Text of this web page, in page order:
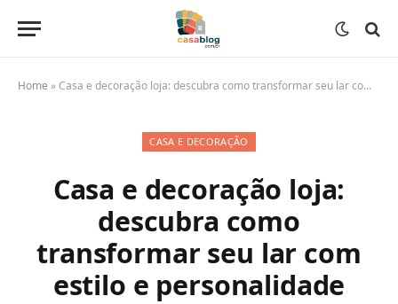
Home »Casa e decoração loja: descubra como transformar seu lar com estilo e personalidade
CASA E DECORAÇÃO
Casa e decoração loja:
descubra como
transformar seu lar com
estilo e personalidade